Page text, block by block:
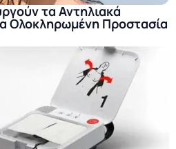
τα Αντηλιακά
Ολοκληρωμένη Προστασία